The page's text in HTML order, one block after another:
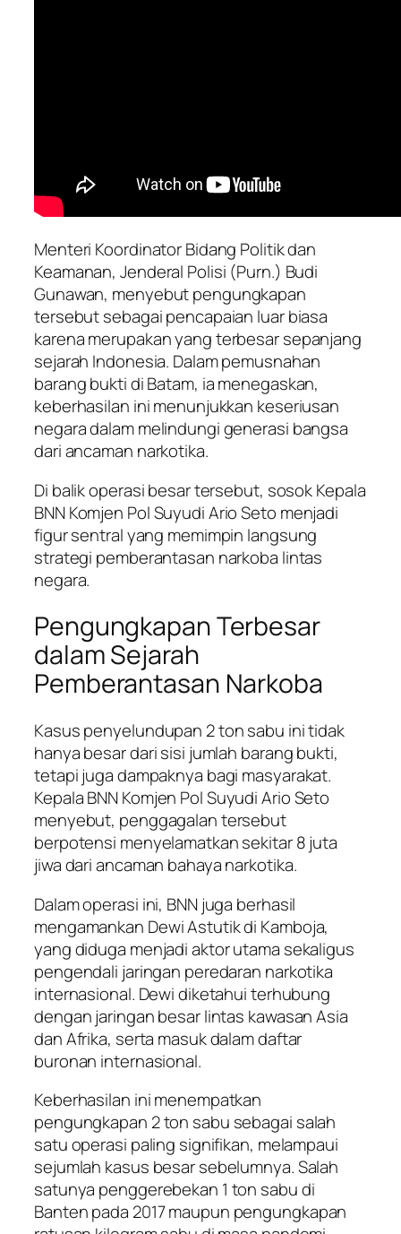
Menteri Koordinator Bidang Politik dan
Keamanan, Jenderal Polisi (Purn.) Budi
Gunawan, menyebut pengungkapan
tersebut sebagai pencapaian luar biasa
karena merupakan yang terbesar sepanjang
sejarah Indonesia. Dalam pemusnahan
barang bukti di Batam, ia menegaskan,
keberhasilan ini menunjukkan keseriusan
negara dalam melindungi generasi bangsa
dari ancaman narkotika.
Di balik operasi besar tersebut, sosok Kepala
BNN Komjen Pol Suyudi Ario Seto menjadi
figur sentral yang memimpin langsung
strategi pemberantasan narkoba lintas
negara.
Pengungkapan Terbesar
dalam Sejarah
Pemberantasan Narkoba
Kasus penyelundupan 2 ton sabu ini tidak
hanya besar dari sisi jumlah barang bukti,
tetapi juga dampaknya bagi masyarakat.
Kepala BNN Komjen Pol Suyudi Ario Seto
menyebut, penggagalan tersebut
berpotensi menyelamatkan sekitar 8 juta
jiwa dari ancaman bahaya narkotika.
Dalam operasi ini, BNN juga berhasil
mengamankan Dewi Astutik di Kamboja,
yang diduga menjadi aktor utama sekaligus
pengendali jaringan peredaran narkotika
internasional. Dewi diketahui terhubung
dengan jaringan besar lintas kawasan Asia
dan Afrika, serta masuk dalam daftar
buronan internasional.
Keberhasilan ini menempatkan
pengungkapan 2 ton sabu sebagai salah
satu operasi paling signifikan, melampaui
sejumlah kasus besar sebelumnya. Salah
satunya penggerebekan 1 ton sabu di
Banten pada 2017 maupun pengungkapan